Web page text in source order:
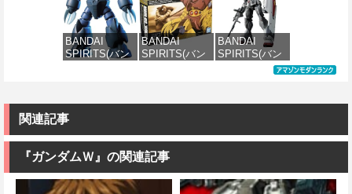
イアポロン 組
み立て式プラ
モデル ノンス
ケール 全高約
エ[カラーC] 色
分け済みプラ
モデル
価格：¥4,500
Order アルトリ
ア・キャスタ
ー 色分け済み
プラモデル
(ガルマ専用機)
(機動戦士ガン
ダム)
価格：¥2,500
BANDAI
SPIRITS(バン
MSM-07 ズゴ
ック 1/144スケ
みプラモデル
BANDAI
SPIRITS(バン
MSM-03 ゴッ
プラモデル
BANDAI
SPIRITS(バン
ダイスピリッ
讐のレクイエ
クイエム)
ラモデル
関連記事
『ガンダムＷ』の関連記事